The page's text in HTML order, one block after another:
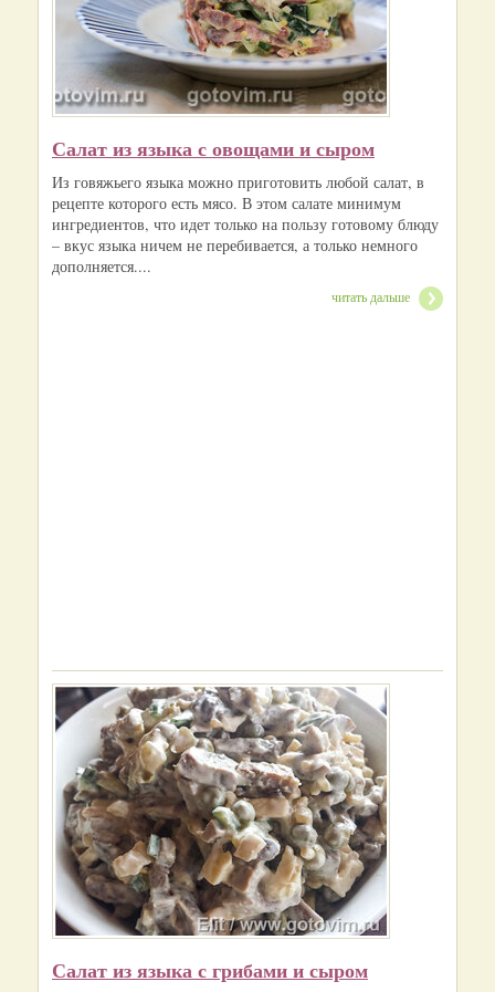
Салат из языка с овощами и сыром
Из говяжьего языка можно приготовить любой салат, в
рецепте которого есть мясо. В этом салате минимум
ингредиентов, что идет только на пользу готовому блюду
– вкус языка ничем не перебивается, а только немного
дополняется....
читать дальше
Салат из языка с грибами и сыром